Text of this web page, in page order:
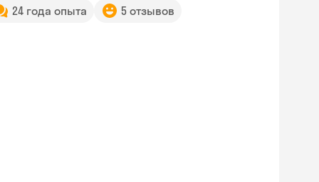
24 года опыта 5 отзывов